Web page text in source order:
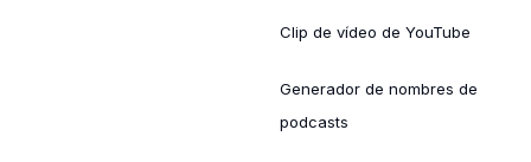
Clip de vídeo de YouTube
Generador de nombres de
podcasts